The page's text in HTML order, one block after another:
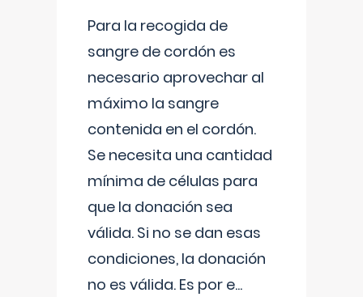
Para la recogida de
sangre de cordón es
necesario aprovechar al
máximo la sangre
contenida en el cordón.
Se necesita una cantidad
mínima de células para
que la donación sea
válida. Si no se dan esas
condiciones, la donación
no es válida. Es por e...